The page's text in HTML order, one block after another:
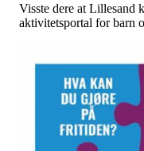
Visste dere at Lillesand
aktivitetsportal for barn